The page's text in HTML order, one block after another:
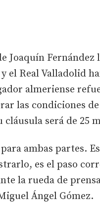
Joaquín Fernández
el Real Valladolid
almeriense
las condiciones
cláusula será de 25
ambas partes.
es el paso
la rueda de
Ángel Gómez.